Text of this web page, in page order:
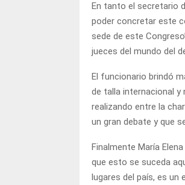
En tanto el secretario
poder concretar este
sede de este
jueces del mundo del
El funcionario brindó
de talla internacional
realizando entre la
un gran debate y que
Finalmente María
que esto se suceda
lugares del país, es un